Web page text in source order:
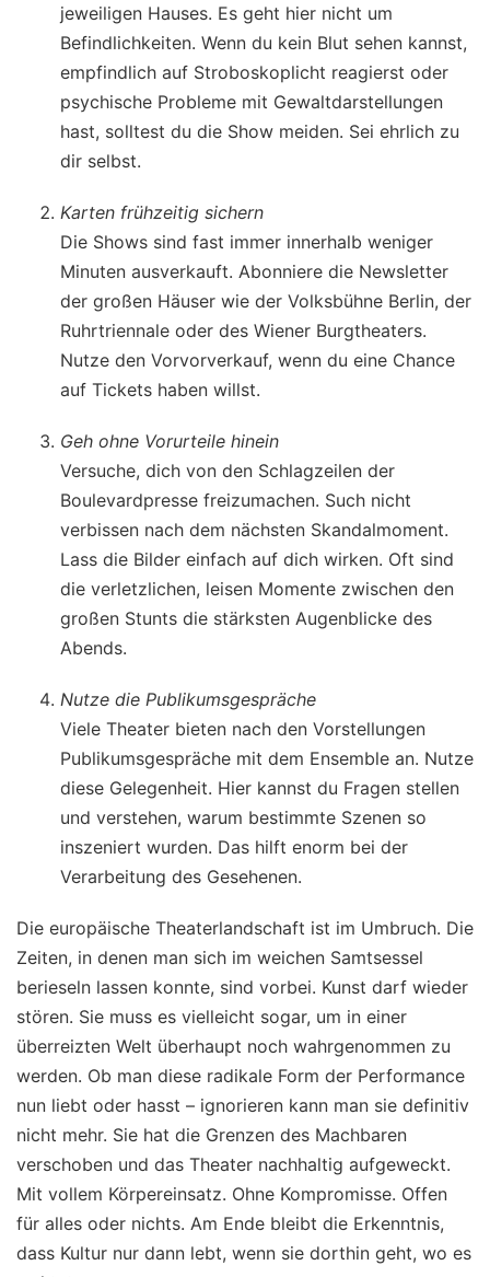
jeweiligen Hauses. Es geht hier nicht um
Befindlichkeiten. Wenn du kein Blut sehen kannst,
empfindlich auf Stroboskoplicht reagierst oder
psychische Probleme mit Gewaltdarstellungen
hast, solltest du die Show meiden. Sei ehrlich zu
dir selbst.
Karten frühzeitig sichern
Die Shows sind fast immer innerhalb weniger
Minuten ausverkauft. Abonniere die Newsletter
der großen Häuser wie der Volksbühne Berlin, der
Ruhrtriennale oder des Wiener Burgtheaters.
Nutze den Vorvorverkauf, wenn du eine Chance
auf Tickets haben willst.
Geh ohne Vorurteile hinein
Versuche, dich von den Schlagzeilen der
Boulevardpresse freizumachen. Such nicht
verbissen nach dem nächsten Skandalmoment.
Lass die Bilder einfach auf dich wirken. Oft sind
die verletzlichen, leisen Momente zwischen den
großen Stunts die stärksten Augenblicke des
Abends.
Nutze die Publikumsgespräche
Viele Theater bieten nach den Vorstellungen
Publikumsgespräche mit dem Ensemble an. Nutze
diese Gelegenheit. Hier kannst du Fragen stellen
und verstehen, warum bestimmte Szenen so
inszeniert wurden. Das hilft enorm bei der
Verarbeitung des Gesehenen.
Die europäische Theaterlandschaft ist im Umbruch. Die
Zeiten, in denen man sich im weichen Samtsessel
berieseln lassen konnte, sind vorbei. Kunst darf wieder
stören. Sie muss es vielleicht sogar, um in einer
überreizten Welt überhaupt noch wahrgenommen zu
werden. Ob man diese radikale Form der Performance
nun liebt oder hasst – ignorieren kann man sie definitiv
nicht mehr. Sie hat die Grenzen des Machbaren
verschoben und das Theater nachhaltig aufgeweckt.
Mit vollem Körpereinsatz. Ohne Kompromisse. Offen
für alles oder nichts. Am Ende bleibt die Erkenntnis,
dass Kultur nur dann lebt, wenn sie dorthin geht, wo es